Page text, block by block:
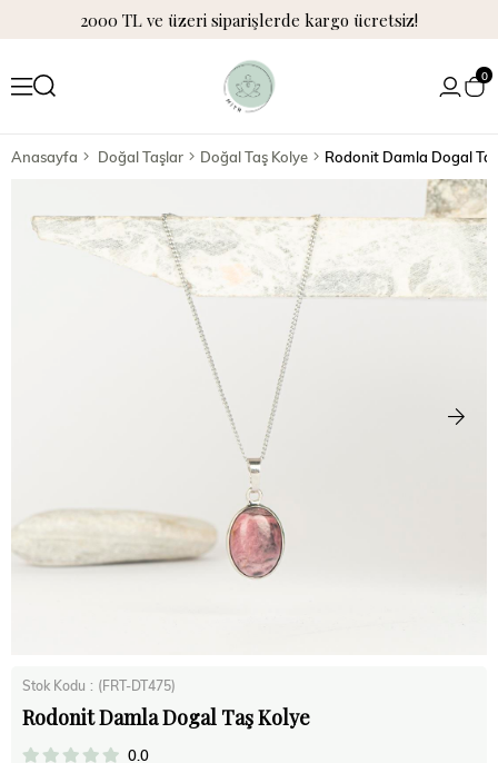
2000 TL ve üzeri siparişlerde kargo ücretsiz!
0
Anasayfa Doğal Taşlar Doğal Taş Kolye Rodonit Damla Dogal
Stok Kodu (FRT-DT475)
Rodonit Damla Dogal Taş Kolye
0.0